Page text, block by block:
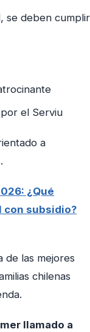
se deben cumplir
el Serviu
a
¿Qué
con subsidio?
de las mejores
chilenas
llamado a